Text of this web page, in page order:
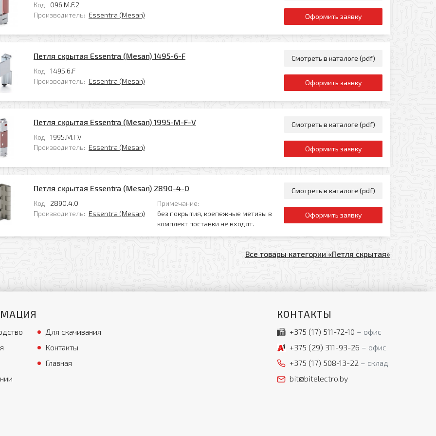
Код: 096.M.F.2
Производитель: Essentra (Mesan) Оформить заявку
Петля скрытая Essentra (Mesan) 1495-6-F
Код: 1495.6.F
Производитель: Essentra (Mesan)
Смотреть в каталоге (pdf)
Оформить заявку
Петля скрытая Essentra (Mesan) 1995-M-F-V
Код: 1995.M.F.V
Производитель: Essentra (Mesan)
Смотреть в каталоге (pdf)
Оформить заявку
Петля скрытая Essentra (Mesan) 2890-4-0
Код: 2890.4.0
Производитель: Essentra (Mesan)
Примечание:
без покрытия, крепежные метизы в
комплект поставки не входят.
Смотреть в каталоге (pdf)
Оформить заявку
Все товары категории «Петля скрытая»
Для скачивания
Контакты
Главная
КОНТАКТЫ
+375 (17) 511-72-10
офис
+375 (29) 311-93-26
офис
+375 (17) 508-13-22
склад
bit@bitelectro.by